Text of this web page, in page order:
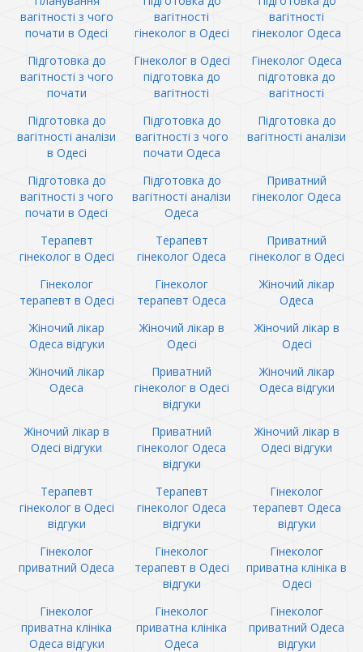
вагітності з чого
почати в Одесі
вагітності
гінеколог в Одесі
вагітності
гінеколог Одеса
Підготовка до
вагітності з чого
почати
Гінеколог в Одесі
підготовка до
вагітності
Гінеколог Одеса
підготовка до
вагітності
Підготовка до
вагітності аналізи
в Одесі
Підготовка до
вагітності з чого
почати Одеса
Підготовка до
вагітності аналізи
Підготовка до
вагітності з чого
почати в Одесі
Підготовка до
вагітності аналізи
Одеса
Приватний
гінеколог Одеса
Терапевт
гінеколог в Одесі
Терапевт
гінеколог Одеса
Приватний
гінеколог в Одесі
Гінеколог
терапевт в Одесі
Гінеколог
терапевт Одеса
Жіночий лікар
Одеса
Жіночий лікар
Одеса відгуки
Жіночий лікар в
Одесі
Жіночий лікар в
Одесі
Жіночий лікар
Одеса
Приватний
гінеколог в Одесі
відгуки
Жіночий лікар
Одеса відгуки
Жіночий лікар в
Одесі відгуки
Приватний
гінеколог Одеса
відгуки
Жіночий лікар в
Одесі відгуки
Терапевт
гінеколог в Одесі
відгуки
Терапевт
гінеколог Одеса
відгуки
Гінеколог
терапевт Одеса
відгуки
Гінеколог
приватний Одеса
Гінеколог
терапевт в Одесі
відгуки
Гінеколог
приватна клініка в
Одесі
Гінеколог
приватна клініка
Одеса відгуки
Гінеколог
приватна клініка
Одеса
Гінеколог
приватний Одеса
відгуки